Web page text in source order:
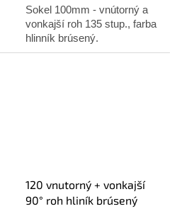
Sokel 100mm - vnútorný a
vonkajší roh 135 stup., farba
hlinník brúsený.
120 vnutorný + vonkajší
90° roh hliník brúsený